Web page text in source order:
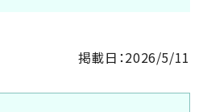
掲載日：2026/5/11